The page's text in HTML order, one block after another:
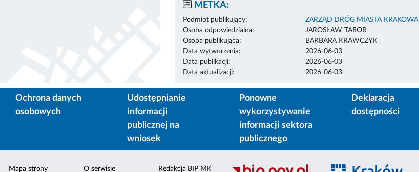
METKA:
Podmiot publikujący:
ZARZĄD DRÓG MIASTA KRAKOWA
Osoba odpowiedzialna:
JAROSŁAW TABOR
Osoba publikująca:
BARBARA KRAWCZYK
Data wytworzenia:
2026-06-03
Data publikacji:
2026-06-03
Data aktualizacji:
2026-06-03
Ochrona danych
osobowych
Udostępnianie
informacji
publicznej na
wniosek
Ponowne
wykorzystywanie
informacji sektora
publicznego
Deklaracja
dostępności
Mapa strony O serwisie Redakcja BIP MK